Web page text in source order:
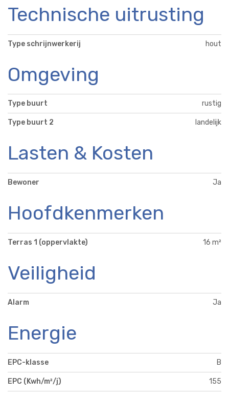
Technische uitrusting
Type schrijnwerkerij hout
Omgeving
Type buurt rustig
Type buurt 2 landelijk
Lasten & Kosten
Bewoner Ja
Hoofdkenmerken
Terras 1 (oppervlakte) 16 m²
Veiligheid
Alarm Ja
Energie
EPC-klasse B
EPC (Kwh/m²/j) 155